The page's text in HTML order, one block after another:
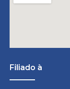
Filiado à